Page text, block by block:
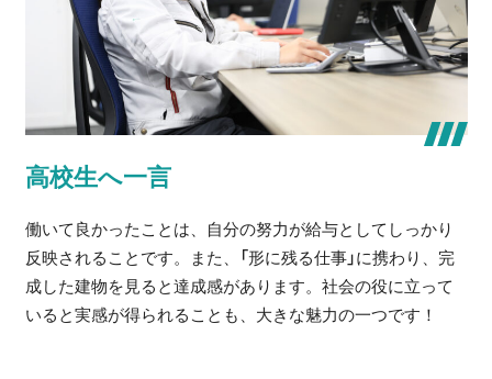
高校生へ一言
働いて良かったことは、自分の努力が給与としてしっかり
反映されることです。また、「形に残る仕事」に携わり、完
成した建物を見ると達成感があります。社会の役に立って
いると実感が得られることも、大きな魅力の一つです！